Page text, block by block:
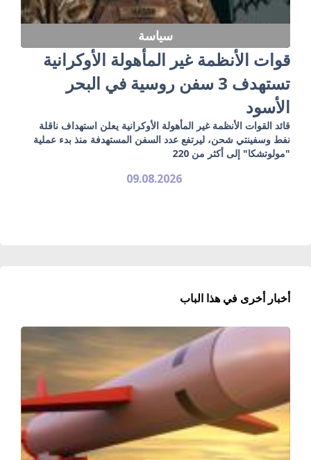
سياسة
قوات الأنظمة غير المأهولة الأوكرانية
تستهدف 3 سفن روسية في البحر
الأسود
قائد القوات الأنظمة غير المأهولة الأوكرانية يعلن استهداف ناقلة
نفط وسفينتي شحن، ليرتفع عدد السفن المستهدفة منذ بدء عملية
"مولوتشكا" إلى أكثر من 220
09.08.2026
أخبار أخرى في هذا الباب